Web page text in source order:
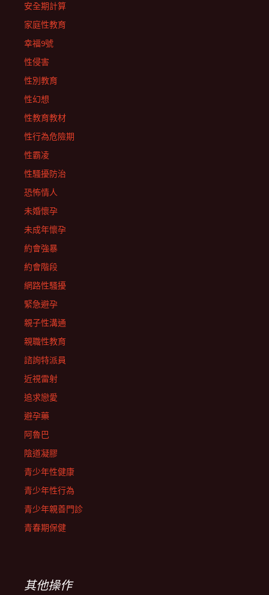
安全期計算
家庭性教育
幸福9號
性侵害
性別教育
性幻想
性教育教材
性行為危險期
性霸凌
性騷擾防治
恐怖情人
未婚懷孕
未成年懷孕
約會強暴
約會階段
網路性騷擾
緊急避孕
親子性溝通
親職性教育
諮詢特派員
近視雷射
追求戀愛
避孕藥
阿魯巴
陰道凝膠
青少年性健康
青少年性行為
青少年親善門診
青春期保健
其他操作